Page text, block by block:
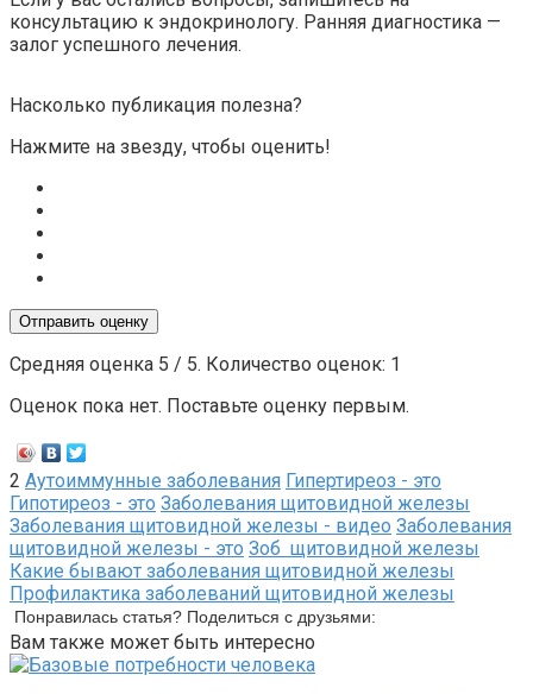
консультацию к эндокринологу. Ранняя диагностика —
залог успешного лечения.
Насколько публикация полезна?
Нажмите на звезду, чтобы оценить!
Отправить оценку
Средняя оценка 5 / 5. Количество оценок: 1
Оценок пока нет. Поставьте оценку первым.
2 Аутоиммунные заболевания Гипертиреоз - это
Гипотиреоз - это Заболевания щитовидной железы
Заболевания щитовидной железы - видео Заболевания
щитовидной железы - это Зоб щитовидной железы
Какие бывают заболевания щитовидной железы
Профилактика заболеваний щитовидной железы
Понравилась статья? Поделиться с друзьями:
Вам также может быть интересно